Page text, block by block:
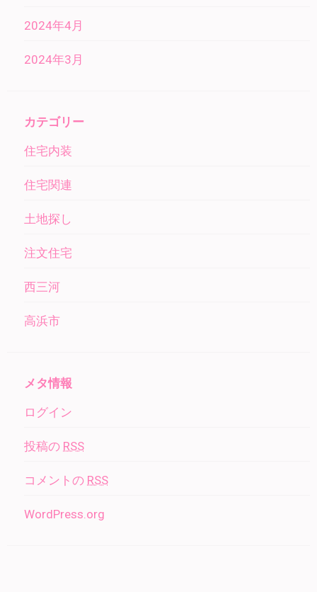
2024年4月
2024年3月
カテゴリー
住宅内装
住宅関連
土地探し
注文住宅
西三河
高浜市
メタ情報
ログイン
投稿の RSS
コメントの RSS
WordPress.org